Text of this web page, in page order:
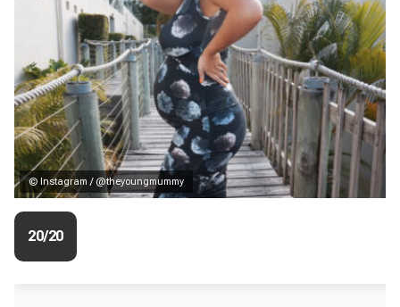
© Instagram / @theyoungmummy
20/20